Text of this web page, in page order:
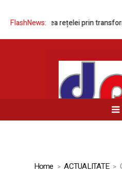
FlashNews:rețelei prin
Home ACTUALITATE